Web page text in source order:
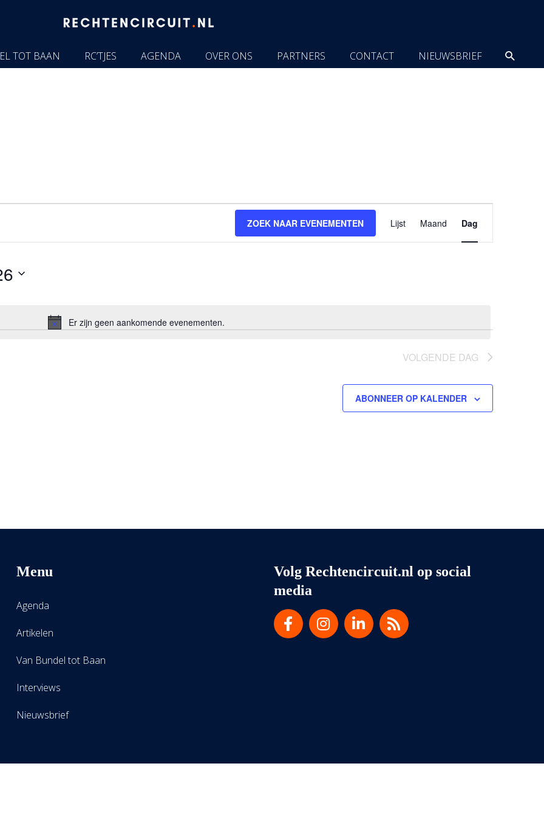
TOT BAAN RC’TJES AGENDA OVER ONS PARTNERS CONTACT NIEUWSBRIEF
Bericht
Er zijn geen aankomende evenementen.
ZOEK NAAR EVENEMENTEN
weergaven
Lijst Maand Dag
VOLGENDE DAG
ABONNEER OP KALENDER
Menu
Agenda
Artikelen
Van Bundel tot Baan
Interviews
Nieuwsbrief
Volg Rechtencircuit.nl op social
media